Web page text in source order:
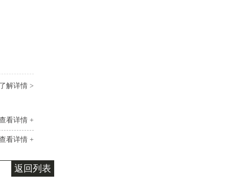
了解详情 >
看详情 +
看详情 +
返回列表